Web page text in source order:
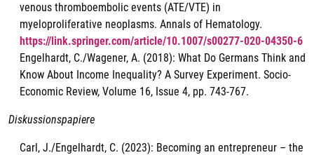
venous thromboembolic events (ATE/VTE) in
myeloproliferative neoplasms. Annals of Hematology.
https://link.springer.com/article/10.1007/s00277-020-04350-6
Engelhardt, C./Wagener, A. (2018): What Do Germans Think and
Know About Income Inequality? A Survey Experiment. Socio-
Economic Review, Volume 16, Issue 4, pp. 743-767.
Diskussionspapiere
Carl, J./Engelhardt, C. (2023): Becoming an entrepreneur – the